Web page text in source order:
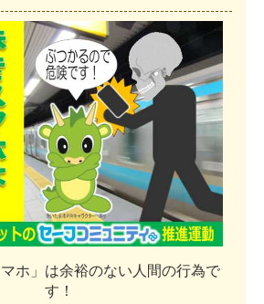
マホ 」 は余裕のない 人 間の行為で
す ！